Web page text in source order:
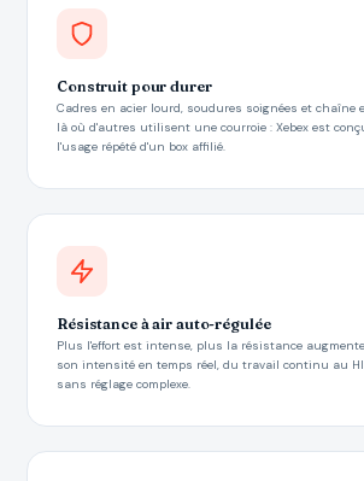
Construit pour durer
Cadres en acier lourd, soudures soignées et chaîne
là où d'autres utilisent une courroie : Xebex est
l'usage répété d'un box affilié.
Résistance à air auto-régulée
Plus l'effort est intense, plus la résistance
son intensité en temps réel, du travail continu au
sans réglage complexe.